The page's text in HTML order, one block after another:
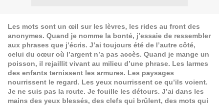
Les mots sont un œil sur les lèvres, les rides au front des
anonymes. Quand je nomme la bonté, j’essaie de ressembler
aux phrases que j’écris. J’ai toujours été de l’autre côté,
celui du cœur où l’argent n’a pas accès. Quand je mange un
poisson, il rejaillit vivant au milieu d’une phrase. Les larmes
des enfants ternissent les armures. Les paysages
nourrissent le regard. Les yeux nourrissent ce qu’ils voient.
Je ne suis pas la route. Je fouille les détours. J’ai dans les
mains des yeux blessés, des clefs qui brûlent, des mots qui